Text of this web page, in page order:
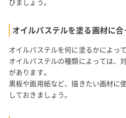
オイルパステルを塗る画材に
オイルパステルを何に塗るかによっ
オイルパステルの種類によっては、
があります。
黒板や画用紙など、描きたい画材に
しておきましょう。